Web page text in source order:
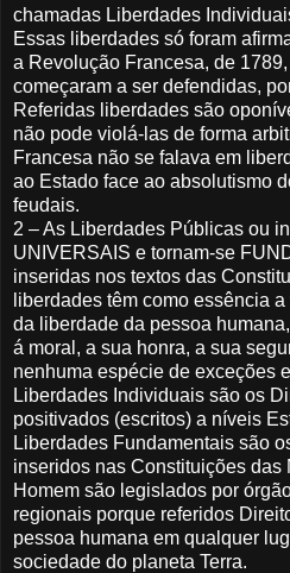
chamadas Liberdades
Essas liberdades só foram
a Revolução Francesa, de
começaram a ser defendidas,
Referidas liberdades são
não pode violá-las de forma
Francesa não se falava em
ao Estado face ao absolutismo
feudais.
2 – As Liberdades Públicas ou
UNIVERSAIS e tornam-se
inseridas nos textos das
liberdades têm como essência
da liberdade da pessoa
á moral, a sua honra, a sua
nenhuma espécie de exceções
Liberdades Individuais são os
positivados (escritos) a níveis
Liberdades Fundamentais são
inseridos nas Constituições das
Homem são legislados por
regionais porque referidos
pessoa humana em qualquer
sociedade do planeta Terra.